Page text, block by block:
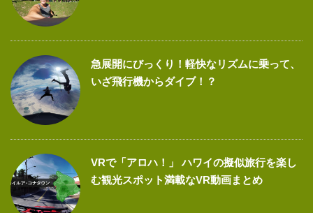
急展開にびっくり！軽快なリズムに乗って、
いざ飛行機からダイブ！？
VRで「アロハ！」 ハワイの擬似旅行を楽し
む観光スポット満載なVR動画まとめ